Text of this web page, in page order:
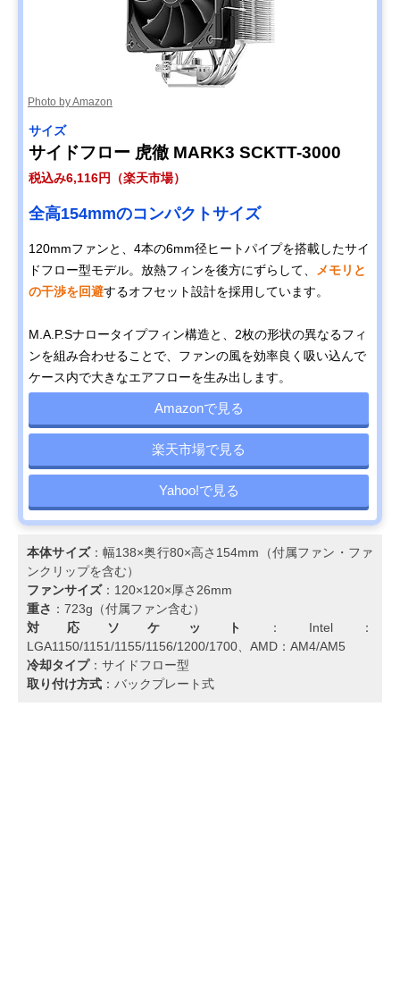
Photo by Amazon
サイズ
サイドフロー 虎徹 MARK3 SCKTT-3000
税込み6,116円（楽天市場）
全⾼154mmのコンパクトサイズ
120mmファンと、4本の6mm径ヒートパイプを搭載したサイ
ドフロー型モデル。放熱フィンを後方にずらして、
メモリと
の干渉を回避するオフセット設計を採用しています。
M.A.P.Sナロータイプフィン構造と、2枚の形状の異なるフィ
ンを組み合わせることで、ファンの風を効率良く吸い込んで
ケース内で大きなエアフローを生み出します。
Amazonで見る
楽天市場で見る
Yahoo!で見る
本体サイズ：幅138×奥行80×高さ154mm（付属ファン・ファ
ンクリップを含む）
ファンサイズ：120×120×厚さ26mm
重さ ：723g（付属ファン含む）
対応ソケット
：Intel：
LGA1150/1151/1155/1156/1200/1700、AMD：AM4/AM5
冷却タイプ：サイドフロー型
取り付け方式 ：バックプレート式